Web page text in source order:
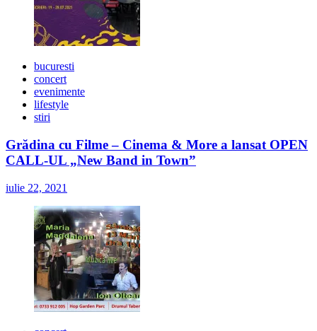
bucuresti
concert
evenimente
lifestyle
stiri
Grădina cu Filme – Cinema & More a lansat OPEN
CALL-UL „New Band in Town”
iulie 22, 2021